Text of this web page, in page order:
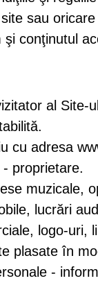
sau
conţinutul
al Site-
cu adresa
proprietare.
muzicale,
lucrări
logo-uri,
plasate în
-